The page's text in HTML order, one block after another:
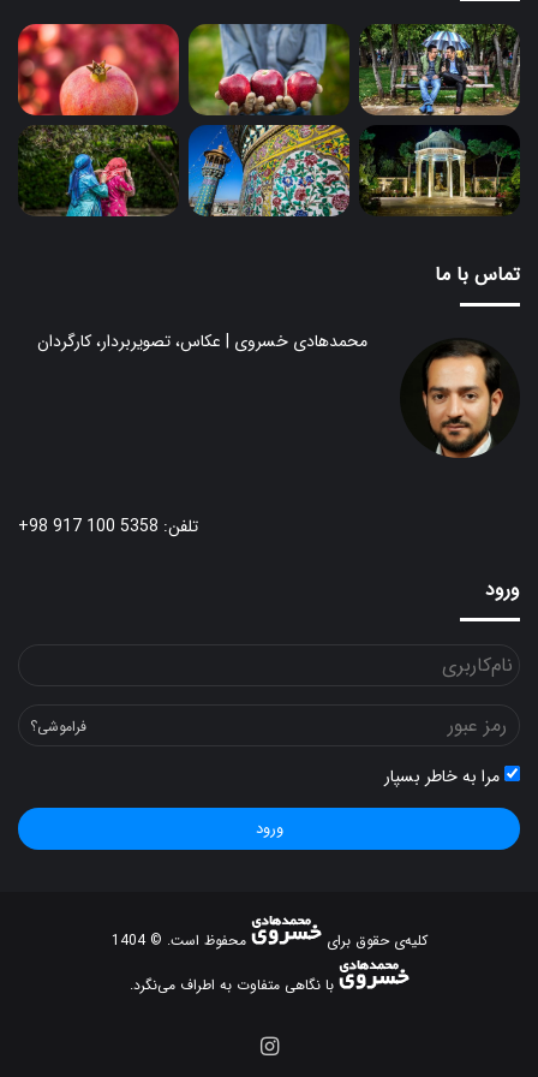
تماس با ما
محمدهادی خسروی | عکاس، تصویربردار، کارگردان
تلفن: 5358 100 917 98+
ورود
فراموشی؟
مرا به خاطر بسپار
ورود
کلیه‌ی حقوق برای
محفوظ است. © 1404
با نگاهی متفاوت به اطراف می‌نگرد.